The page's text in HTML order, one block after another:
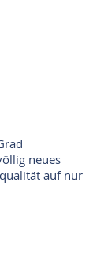
neues
auf nur